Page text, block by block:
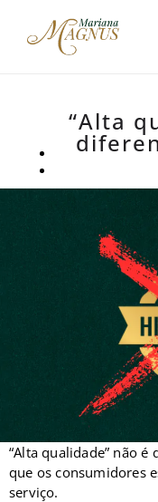
“Alta
“Alta qualidade” não
que os consumidores
serviço.